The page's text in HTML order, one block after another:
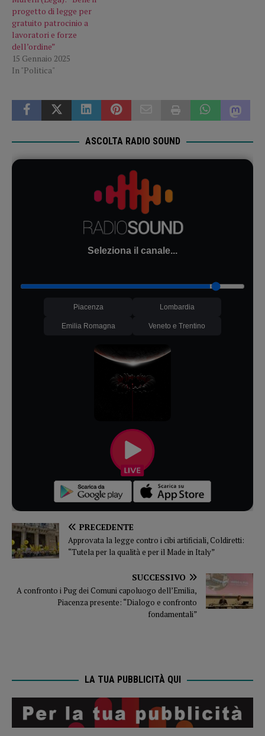
progetto di legge per
gratuito patrocinio a
lavoratori e forze
dell’ordine”
15 Gennaio 2025
In "Politica"
ASCOLTA RADIO SOUND
Seleziona il canale...
Piacenza Lombardia
Emilia Romagna Veneto e Trentino
PRECEDENTE
Approvata la legge contro i cibi artificiali, Coldiretti:
“Tutela per la qualità e per il Made in Italy”
SUCCESSIVO
A confronto i Pug dei Comuni capoluogo dell’Emilia,
Piacenza presente: “Dialogo e confronto
fondamentali”
LA TUA PUBBLICITÀ QUI